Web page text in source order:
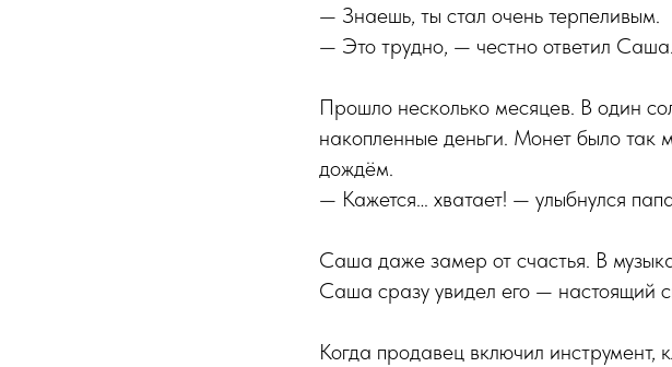
— Знаешь, ты стал очень терпеливым.
— Это трудно, — честно ответил
Прошло несколько месяцев. В один
накопленные деньги. Монет было так
дождём.
— Кажется… хватает! — улыбнулся
Саша даже замер от счастья. В
Саша сразу увидел его — настоящий
Когда продавец включил